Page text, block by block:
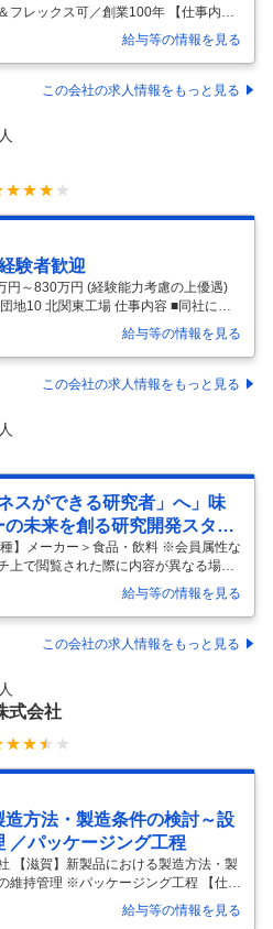
レックス可／創業100年 【仕事内
商品の企画に携われる＞シェア◎既
業100年 【具体的な仕事内容】 【コー
とする飲料の企画営業！／創業100周
メーカー／年間休日120日以上／月残
スコーヒー等の業務用コーヒーまた
ーの企画営業をお任せいたします。
給与等の情報を見る
この会社の求人情報をもっと見る
験者歓迎
円～830万円 (経験能力考慮の上優遇)
地10 北関東工場 仕事内容 ■同社にて
す。 【具体的には】 ・高圧電気設備、
メンテナンス等の計画立案と推進 ・法
標準等の改定 ・保安要員（工場及び構
の指導・支援・育成 ・エネルギー管理
。 ・土日に関しては、設備改修のた
ことはございますが、
給与等の情報を見る
この会社の求人情報をもっと見る
スができる研究者」へ」味
未来を創る研究開発スタッ
】メーカー＞食品・飲料 ※会員属性な
上で閲覧された際に内容が異なる場合
した幸せを、世界中のひとに届ける」
とりを想い、コーヒーの力を探究す
す。 このミッションを達成するため、
的知見と探究心をもって、コーヒーの
ポジションは、コーヒーに関する新商
でを一手に担う現責任者の後継者候
給与等の情報を見る
この会社の求人情報をもっと見る
式会社
方法・製造条件の検討～設
／パッケージング工程
【滋賀】新製品における製造方法・製
維持管理 ※パッケージング工程 【仕事
造方法・製造条件の検討～設備導入・
工程 【具体的な仕事内容】 【プライ
給与等の情報を見る